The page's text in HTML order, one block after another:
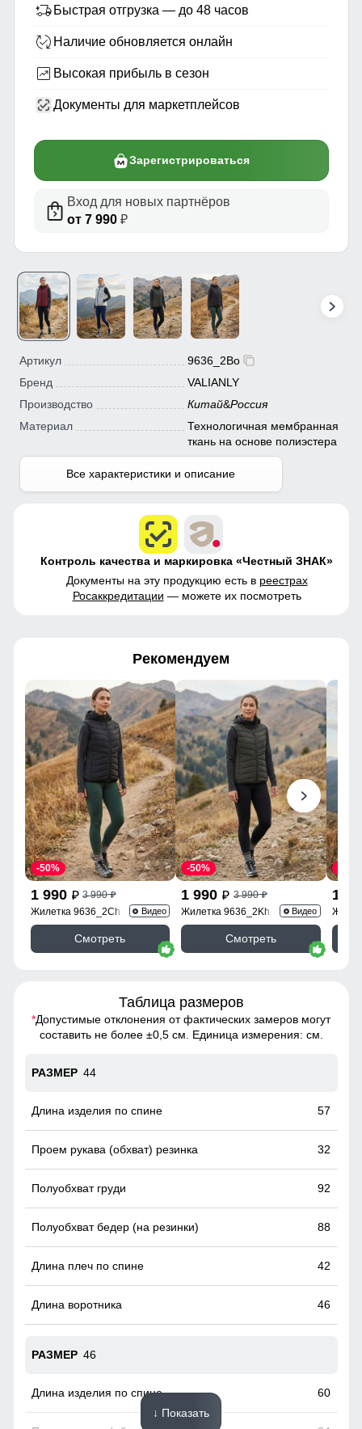
Быстрая отгрузка — до 48 часов
Наличие обновляется онлайн
Высокая прибыль в сезон
Документы для маркетплейсов
Зарегистрироваться
Вход для новых партнёров
от 7 990₽
Артикул
9636_2Bo
Бренд
VALIANLY
Производство
Китай&Россия
Материал
Технологичная мембранная
ткань на основе полиэстера
Все характеристики и описание
Контроль качества и маркировка «Честный ЗНАК»
Документы на эту продукцию есть в реестрах
Росаккредитации — можете их посмотреть
Рекомендуем
1 990 p 3 990p
-50%
Жилетка 9636_2Ch Видео
Смотреть
1 990 p 3 990p
-50%
Жилетка 9636_2Kh Видео
Смотреть
1
Таблица размеров
*Допустимые отклонения от фактических замеров могут
составить не более ±0,5 см. Единица измерения: см.
44
57
32
92
88
42
46
46
60
↓ Показать